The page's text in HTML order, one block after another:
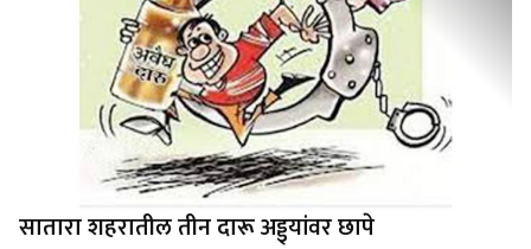
सातारा शहरातील तीन दारू अड्ड्यांवर छापे